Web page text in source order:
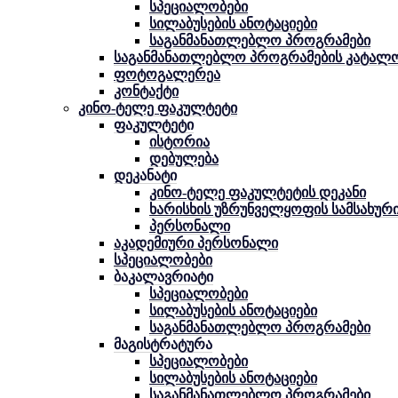
სპეციალობები
სილაბუსების ანოტაციები
საგანმანათლებლო პროგრამები
საგანმანათლებლო პროგრამების
ფოტოგალერეა
კონტაქტი
კინო-ტელე ფაკულტეტი
ფაკულტეტი
ისტორია
დებულება
დეკანატი
კინო-ტელე ფაკულტეტის დეკანი
ხარისხის უზრუნველყოფის
პერსონალი
აკადემიური პერსონალი
სპეციალობები
ბაკალავრიატი
სპეციალობები
სილაბუსების ანოტაციები
საგანმანათლებლო პროგრამები
მაგისტრატურა
სპეციალობები
სილაბუსების ანოტაციები
საგანმანათლებლო პროგრამები